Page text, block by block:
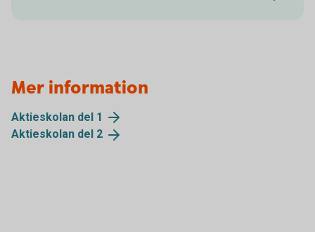
Mer information
Aktieskolan del 1
Aktieskolan del 2